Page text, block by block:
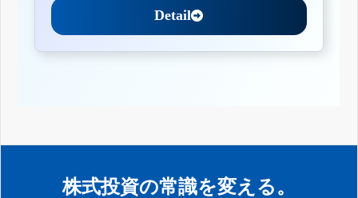
Detail
株式投資の常識を変える。